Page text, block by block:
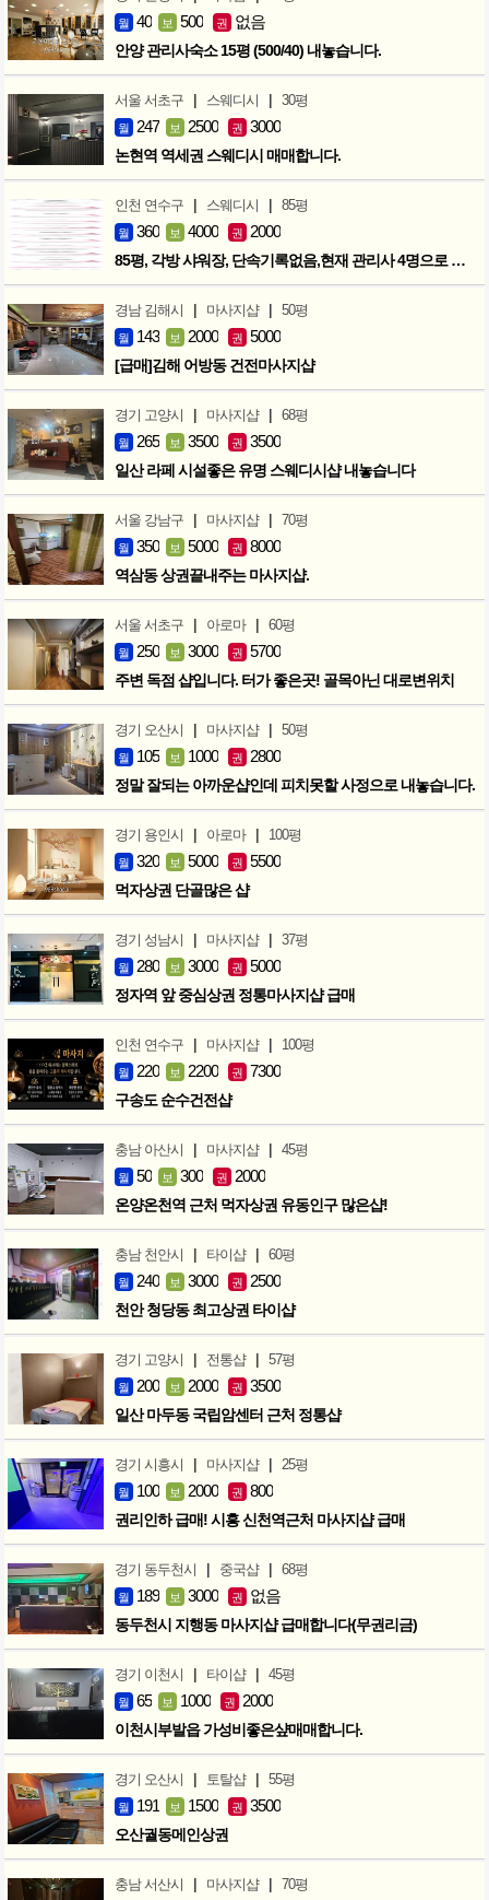
월 40 보 500 권 없음
안양 관리사숙소 15평 (500/40) 내놓습니다.
서울 서초구 | 스웨디시 | 30평
월 247 보 2500 권 3000
논현역 역세권 스웨디시 매매합니다.
인천 연수구 | 스웨디시 | 85평
월 360 보 4000 권 2000
85평, 각방 샤워장, 단속기록없음,현재 관리사 4명으로 성업중
경남 김해시 | 마사지샵 | 50평
월 143 보 2000 권 5000
[급매]김해 어방동 건전마사지샵
경기 고양시 | 마사지샵 | 68평
월 265 보 3500 권 3500
일산 라페 시설좋은 유명 스웨디시샵 내놓습니다
서울 강남구 | 마사지샵 | 70평
월 350 보 5000 권 8000
역삼동 상권끝내주는 마사지샵.
서울 서초구 | 아로마 | 60평
월 250 보 3000 권 5700
주변 독점 샵입니다. 터가 좋은곳! 골목아닌 대로변위치
경기 오산시 | 마사지샵 | 50평
월 105 보 1000 권 2800
정말 잘되는 아까운샵인데 피치못할 사정으로 내놓습니다.
경기 용인시 | 아로마 | 100평
월 320 보 5000 권 5500
먹자상권 단골많은 샵
경기 성남시 | 마사지샵 | 37평
월 280 보 3000 권 5000
정자역 앞 중심상권 정통마사지샵 급매
인천 연수구 | 마사지샵 | 100평
월 220 보 2200 권 7300
구송도 순수건전샵
충남 아산시 | 마사지샵 | 45평
월 50 보 300 권 2000
온양온천역 근처 먹자상권 유동인구 많은샵!
충남 천안시 | 타이샵 | 60평
월 240 보 3000 권 2500
천안 청당동 최고상권 타이샵
경기 고양시 | 전통샵 | 57평
월 200 보 2000 권 3500
일산 마두동 국립암센터 근처 정통샵
경기 시흥시 | 마사지샵 | 25평
월 100 보 2000 권 800
권리인하 급매! 시흥 신천역근처 마사지샵 급매
경기 동두천시 | 중국샵 | 68평
월 189 보 3000 권 없음
동두천시 지행동 마사지샵 급매합니다(무권리금)
경기 이천시 | 타이샵 | 45평
월 65 보 1000 권 2000
이천시부발읍 가성비좋은샾매매합니다.
경기 오산시 | 토탈샵 | 55평
월 191 보 1500 권 3500
오산궐동메인상권
충남 서산시 | 마사지샵 | 70평